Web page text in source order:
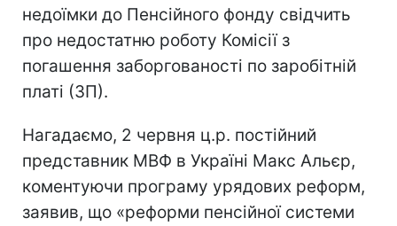
недоїмки до Пенсійного фонду свідчить
про недостатню роботу Комісії з
погашення заборгованості по заробітній
платі (ЗП).
Нагадаємо, 2 червня ц.р. постійний
представник МВФ в Україні Макс Альєр,
коментуючи програму урядових реформ,
заявив, що «реформи пенсійної системи